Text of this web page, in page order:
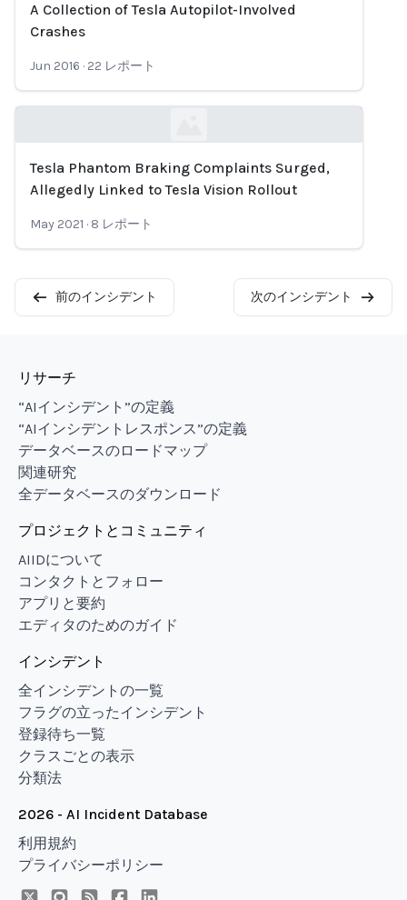
Loading...
A Collection of Tesla Autopilot-Involved
Crashes
Jun 2016 · 22 レポート
Loading...
Tesla Phantom Braking Complaints Surged,
Allegedly Linked to Tesla Vision Rollout
May 2021 · 8 レポート
前のインシデント 次のインシデント
リサーチ
“AIインシデント”の定義
“AIインシデントレスポンス”の定義
データベースのロードマップ
関連研究
全データベースのダウンロード
プロジェクトとコミュニティ
AIIDについて
コンタクトとフォロー
アプリと要約
エディタのためのガイド
インシデント
全インシデントの一覧
フラグの立ったインシデント
登録待ち一覧
クラスごとの表示
分類法
2026 - AI Incident Database
利用規約
プライバシーポリシー